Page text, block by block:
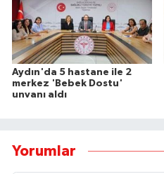
Aydın'da 5 hastane ile 2
merkez 'Bebek Dostu'
unvanı aldı
Yorumlar